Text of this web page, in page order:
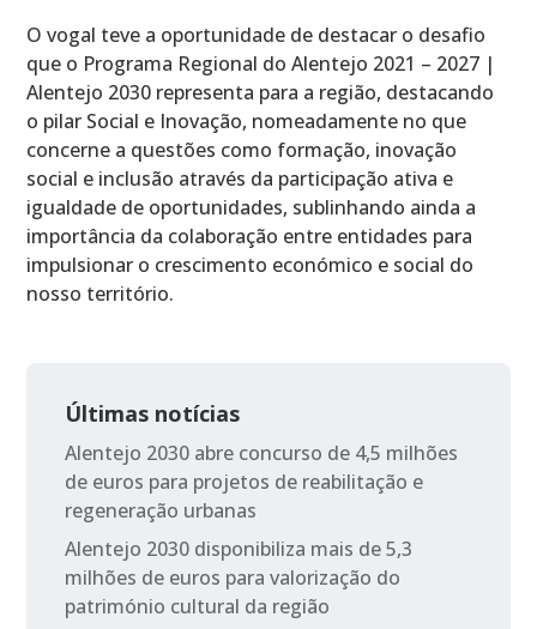
O vogal teve a oportunidade de destacar o desafio
que o Programa Regional do Alentejo 2021 – 2027 |
Alentejo 2030 representa para a região, destacando
o pilar Social e Inovação, nomeadamente no que
concerne a questões como formação, inovação
social e inclusão através da participação ativa e
igualdade de oportunidades, sublinhando ainda a
importância da colaboração entre entidades para
impulsionar o crescimento económico e social do
nosso território.
Últimas notícias
Alentejo 2030 abre concurso de 4,5 milhões
de euros para projetos de reabilitação e
regeneração urbanas
Alentejo 2030 disponibiliza mais de 5,3
milhões de euros para valorização do
património cultural da região